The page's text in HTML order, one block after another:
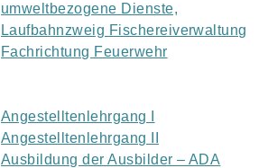
umweltbezogene Dienste,
Laufbahnzweig Fischereiverwaltung
Fachrichtung Feuerwehr
Angestelltenlehrgang I
Angestelltenlehrgang II
Ausbildung der Ausbilder – ADA